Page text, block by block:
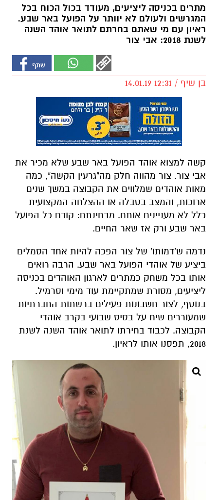
מתרים בכניסה ליציעים, מעודד בכול הכוח בכל
המגרשים ולעולם לא יוותר על הפועל באר שבע.
ראיון עם מי שאתם בחרתם לתואר אוהד השנה
לשנת 2018: אבי צור
בן שיף / 12:31 14.01.19
קשה למצוא אוהד הפועל באר שבע שלא מכיר את
אבי צור. צור מהווה חלק מה"גרעין הקשה", כמה
מאות אוהדים שמלווים את הקבוצה במשך שנים
כלל לא מעניינים אותם. מבחינתם: קודם כל הפועל
באר שבע ורק אז שאר החיים.
נדמה ש'דמותו' של צור הפכה להיות אחד הסמלים
ביציע של אוהדי הפועל באר שבע. הרבה רואים
אותו בכל משחק כמתרים לארגון האוהדים בכניסה
בנוסף, לצור חשבונות פעילים ברשתות החברתיות
שמעוררים שיח על בסיס שבועי בקרב אוהדי
הקבוצה. לכבוד בחירתו לתואר אוהד השנה לשנת
2018, תפסנו אותו לראיון.